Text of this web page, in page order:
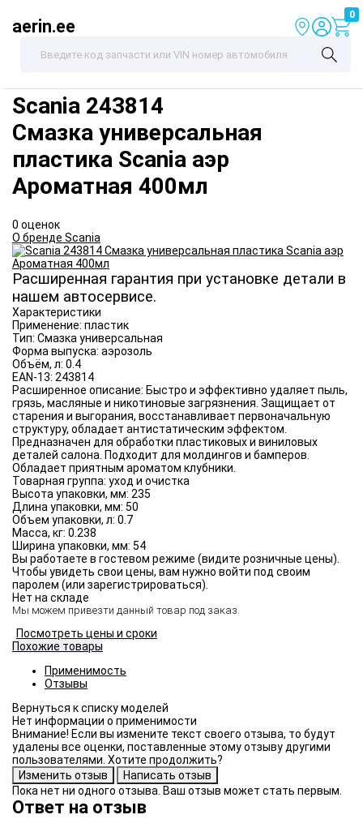
aerin.ee
0
Scania 243814
Смазка универсальная
пластика Scania аэр
Ароматная 400мл
0 оценок
О бренде Scania
Расширенная гарантия при установке детали в
нашем автосервисе.
Характеристики
Применение: пластик
Тип: Смазка универсальная
Форма выпуска: аэрозоль
Объём, л: 0.4
EAN-13: 243814
Расширенное описание: Быстро и эффективно удаляет пыль,
грязь, масляные и никотиновые загрязнения. Защищает от
старения и выгорания, восстанавливает первоначальную
структуру, обладает антистатическим эффектом.
Предназначен для обработки пластиковых и виниловых
деталей салона. Подходит для молдингов и бамперов.
Обладает приятным ароматом клубники.
Товарная группа: уход и очистка
Высота упаковки, мм: 235
Длина упаковки, мм: 50
Объем упаковки, л: 0.7
Масса, кг: 0.238
Ширина упаковки, мм: 54
Вы работаете в гостевом режиме (видите розничные цены).
Чтобы увидеть свои цены, вам нужно войти под своим
паролем (или зарегистрироваться).
Нет на складе
Мы можем привезти данный товар под заказ.
Посмотреть цены и сроки
Похожие товары
Применимость
Отзывы
Нет информации о применимости
Внимание! Если вы измените текст своего отзыва, то будут
удалены все оценки, поставленные этому отзыву другими
пользователями. Хотите продолжить?
Пока нет ни одного отзыва. Ваш отзыв может стать первым.
Ответ на отзыв